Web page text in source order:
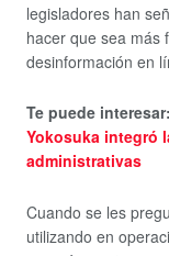
legisladores han
hacer que sea más
desinformación en
Te puede interesar:
Yokosuka integró
administrativas
Cuando se les
utilizando en